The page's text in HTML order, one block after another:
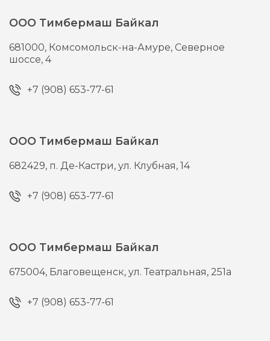
ООО Тимбермаш Байкал
681000, Комсомольск-на-Амуре, Северное
шоссе, 4
+7 (908) 653-77-61
ООО Тимбермаш Байкал
682429, п. Де-Кастри,ул. Клубная, 14
+7 (908) 653-77-61
ООО Тимбермаш Байкал
675004, Благовещенск,ул. Театральная, 251а
+7 (908) 653-77-61